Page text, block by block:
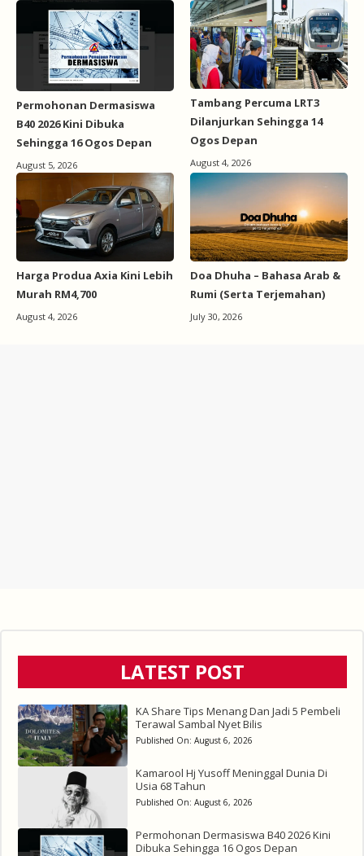
Permohonan Dermasiswa
B40 2026 Kini Dibuka
Sehingga 16 Ogos Depan
August 5, 2026
Tambang Percuma LRT3
Dilanjurkan Sehingga 14
Ogos Depan
August 4, 2026
Harga Produa Axia Kini Lebih
Murah RM4,700
August 4, 2026
Doa Dhuha – Bahasa Arab &
Rumi (Serta Terjemahan)
July 30, 2026
LATEST POST
KA Share Tips Menang Dan Jadi 5 Pembeli
Terawal Sambal Nyet Bilis
Published On: August 6, 2026
Kamarool Hj Yusoff Meninggal Dunia Di
Usia 68 Tahun
Published On: August 6, 2026
Permohonan Dermasiswa B40 2026 Kini
Dibuka Sehingga 16 Ogos Depan